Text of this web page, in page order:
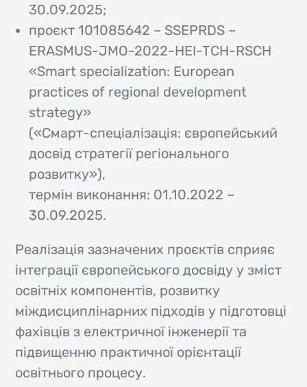
30.09.2025;
проєкт 101085642 – SSEPRDS –
ERASMUS-JMO-2022-HEI-TCH-RSCH
«Smart specialization: European
practices of regional development
strategy»
(«Смарт-спеціалізація: європейський
досвід стратегії регіонального
розвитку»),
термін виконання: 01.10.2022 –
30.09.2025.
Реалізація зазначених проєктів сприяє
інтеграції європейського досвіду у зміст
освітніх компонентів, розвитку
міждисциплінарних підходів у підготовці
фахівців з електричної інженерії та
підвищенню практичної орієнтації
освітнього процесу.